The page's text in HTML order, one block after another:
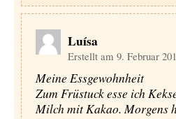
Luísa
Erstellt am 9. Februar
Meine Essgewohnheit
Zum Früstuck esse ich
Milch mit Kakao. Morgens